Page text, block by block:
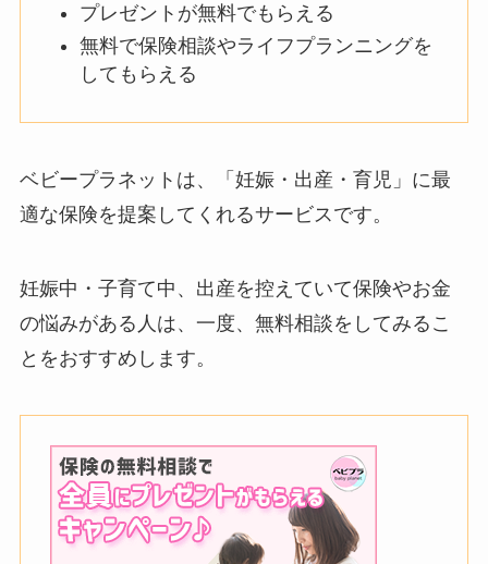
プレゼントが無料でもらえる
無料で保険相談やライフプランニングを
してもらえる
ベビープラネットは、「妊娠・出産・育児」に最
適な保険を提案してくれるサービスです。
妊娠中・子育て中、出産を控えていて保険やお金
の悩みがある人は、一度、無料相談をしてみるこ
とをおすすめします。